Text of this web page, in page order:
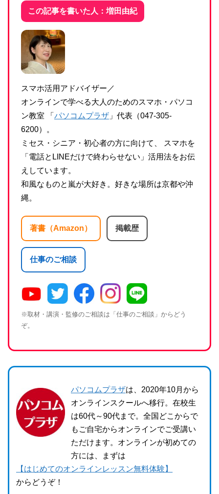
この記事を書いた人：増田由紀
スマホ活用アドバイザー／
オンラインで学べる大人のためのスマホ・パソコ
ン教室 「 パソコムプラザ 」代表（047-305-
6200）。
ミセス・シニア・初心者の方に向けて、 スマホを
「電話とLINEだけで終わらせない」活用法をお伝
えしています。
和風なものと嵐が大好き。好きな場所は京都や沖
縄。
著書（Amazon） 掲載歴
仕事のご相談
※取材・講演・監修のご相談は「仕事のご相談」からどう
ぞ。
パソコムプラザは、2020年10月から
オンラインスクールへ移行。在校生
は60代～90代まで。全国どこからで
もご自宅からオンラインでご受講い
ただけます。オンラインが初めての
方には、まずは
【はじめてのオンラインレッスン無料体験】
からどうぞ！